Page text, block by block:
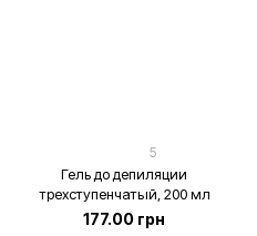
5
Гель до депиляции
трехступенчатый, 200 мл
177.00 грн